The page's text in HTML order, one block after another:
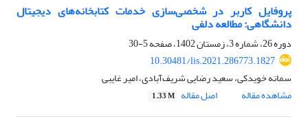
پروفایل کاربر در شخصی‌سازی خدمات کتابخانه‌های دیجیتال
دانشگاهی: مطالعه دلفی
دوره 26، شماره 3، زمستان 1402، صفحه
5-30
10.30481/lis.2021.286773.1827
سمانه خویدکی، سعید رضایی شریف‌آبادی، امیر غایبی
مشاهده مقاله
اصل مقاله 1.33 M